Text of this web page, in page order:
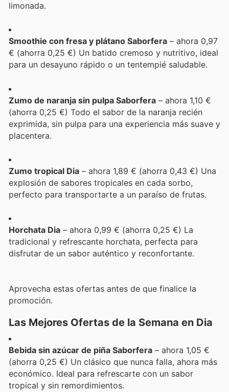
limonada.
Smoothie con fresa y plátano Saborfera – ahora 0,97
€ (ahorra 0,25 €) Un batido cremoso y nutritivo, ideal
para un desayuno rápido o un tentempié saludable.
Zumo de naranja sin pulpa Saborfera – ahora 1,10 €
(ahorra 0,25 €) Todo el sabor de la naranja recién
exprimida, sin pulpa para una experiencia más suave y
placentera.
Zumo tropical Dia – ahora 1,89 € (ahorra 0,43 €) Una
explosión de sabores tropicales en cada sorbo,
perfecto para transportarte a un paraíso de frutas.
Horchata Dia – ahora 0,99 € (ahorra 0,25 €) La
tradicional y refrescante horchata, perfecta para
disfrutar de un sabor auténtico y reconfortante.
Aprovecha estas ofertas antes de que finalice la
promoción.
Las Mejores Ofertas de la Semana en Dia
Bebida sin azúcar de piña Saborfera – ahora 1,05 €
(ahorra 0,25 €) Un clásico que nunca falla, ahora más
económico. Ideal para refrescarte con un sabor
tropical y sin remordimientos.